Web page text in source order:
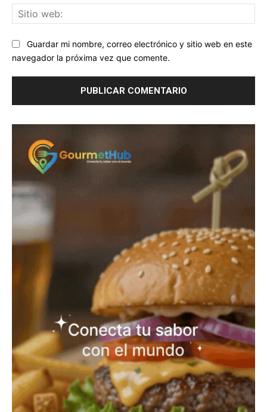
Guardar mi nombre, correo electrónico y sitio web en este
navegador la próxima vez que comente.